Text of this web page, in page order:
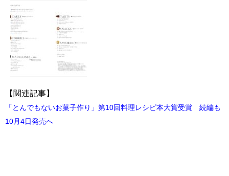
【関連記事】
「とんでもないお菓子作り」第10回料理レシピ本大賞受賞 続編も
10月4日発売へ